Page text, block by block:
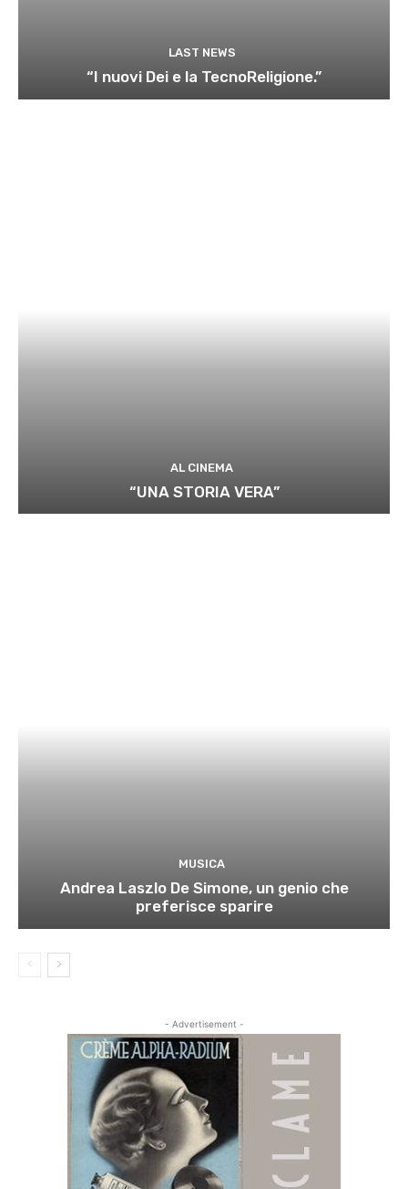
LAST NEWS
“I nuovi Dei e la TecnoReligione.”
AL CINEMA
“UNA STORIA VERA”
MUSICA
Andrea Laszlo De Simone, un genio che
preferisce sparire
- Advertisement -